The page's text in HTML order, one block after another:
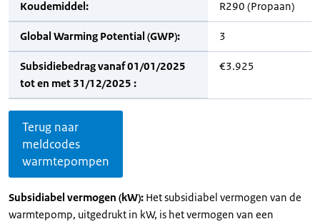
Koudemiddel: R290 (Propaan)
Global Warming Potential (GWP): 3
Subsidiebedrag vanaf 01/01/2025
tot en met 31/12/2025 :
€3.925
Terug naar
meldcodes
warmtepompen
Subsidiabel vermogen (kW): Het subsidiabel vermogen van de
warmtepomp, uitgedrukt in kW, is het vermogen van een